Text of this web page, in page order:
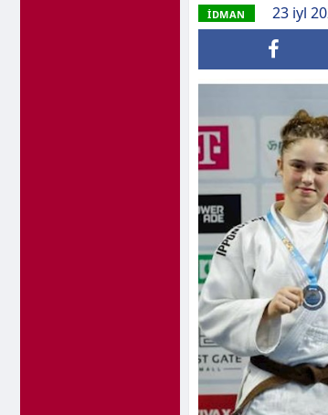
İDMAN 23 iyl